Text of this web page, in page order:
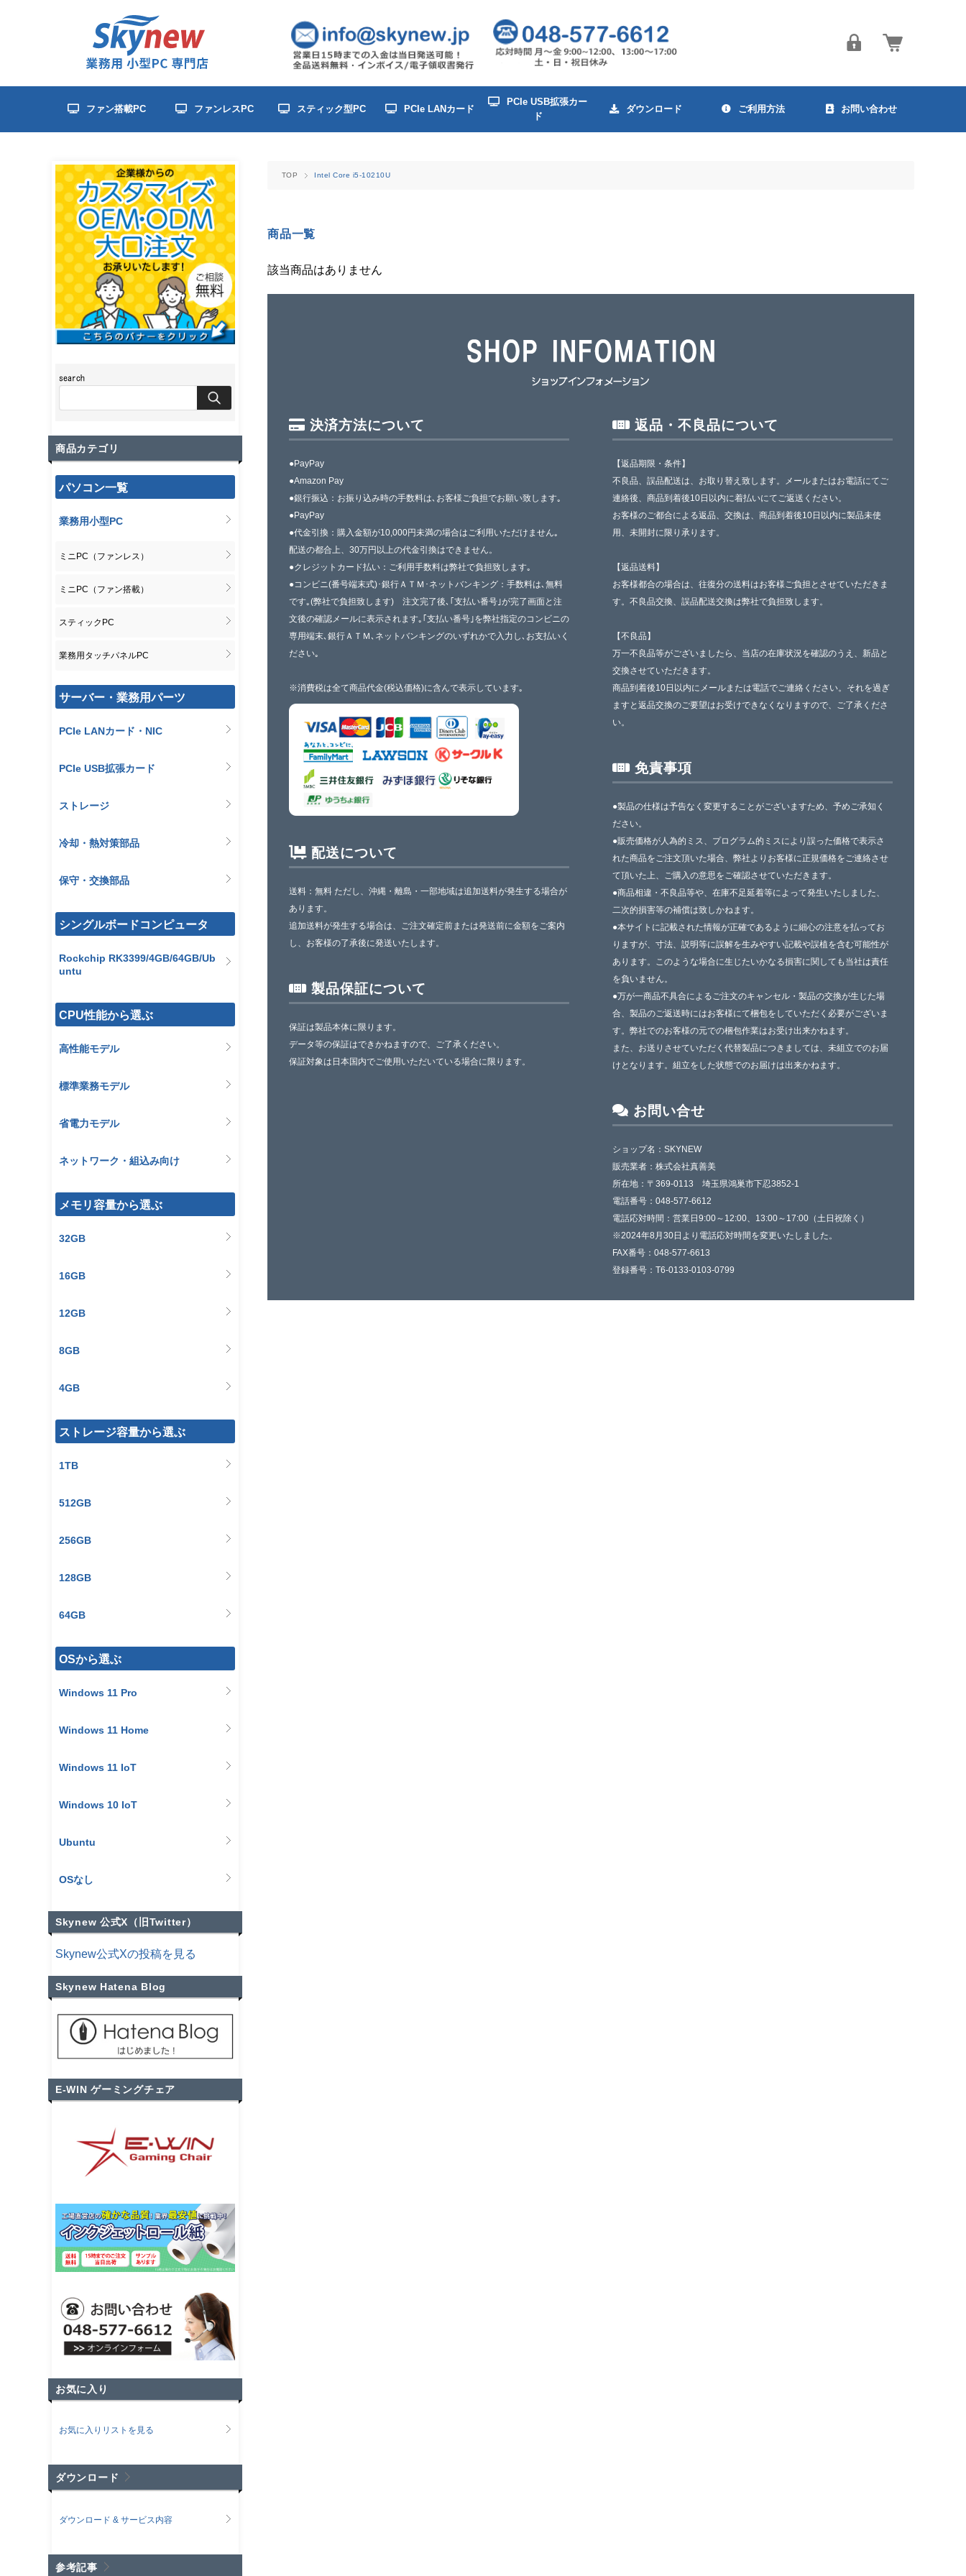
ファン搭載PC ファンレスPC スティック型PC PCIe LANカード
PCIe USB拡張カー
ド
ダウンロード ご利用方法 お問い合わせ
TOP Intel Core i5-10210U
商品一覧
該当商品はありません
決済方法について
●PayPay
●Amazon Pay
●銀行振込：お振り込み時の手数料は､お客様ご負担でお願い致します｡
●PayPay
●代金引換：購入金額が10,000円未満の場合はご利用いただけません｡
配送の都合上、30万円以上の代金引換はできません。
●クレジットカード払い：ご利用手数料は弊社で負担致します｡
●コンビニ(番号端末式)･銀行ＡＴＭ･ネットバンキング：手数料は､無料
です｡(弊社で負担致します) 注文完了後､｢支払い番号｣が完了画面と注
文後の確認メールに表示されます｡｢支払い番号｣を弊社指定のコンビニの
専用端末､銀行ＡＴＭ､ネットバンキングのいずれかで入力し､お支払いく
ださい｡
※消費税は全て商品代金(税込価格)に含んで表示しています｡
配送について
送料：無料 ただし、沖縄・離島・一部地域は追加送料が発生する場合が
あります。
追加送料が発生する場合は、ご注文確定前または発送前に金額をご案内
し、お客様の了承後に発送いたします。
製品保証について
保証は製品本体に限ります。
データ等の保証はできかねますので、ご了承ください。
保証対象は日本国内でご使用いただいている場合に限ります。
返品・不良品について
【返品期限・条件】
不良品、誤品配送は、お取り替え致します。メールまたはお電話にてご
連絡後、商品到着後10日以内に着払いにてご返送ください。
お客様のご都合による返品、交換は、商品到着後10日以内に製品未使
用、未開封に限り承ります。
【返品送料】
お客様都合の場合は、往復分の送料はお客様ご負担とさせていただきま
す。不良品交換、誤品配送交換は弊社で負担致します。
【不良品】
万一不良品等がございましたら、当店の在庫状況を確認のうえ、新品と
交換させていただきます。
商品到着後10日以内にメールまたは電話でご連絡ください。それを過ぎ
ますと返品交換のご要望はお受けできなくなりますので、ご了承くださ
い。
免責事項
●製品の仕様は予告なく変更することがございますため、予めご承知く
ださい。
●販売価格が人為的ミス、プログラム的ミスにより誤った価格で表示さ
れた商品をご注文頂いた場合、弊社よりお客様に正規価格をご連絡させ
て頂いた上、ご購入の意思をご確認させていただきます。
●商品相違・不良品等や、在庫不足延着等によって発生いたしました、
二次的損害等の補償は致しかねます。
●本サイトに記載された情報が正確であるように細心の注意を払ってお
りますが、寸法、説明等に誤解を生みやすい記載や誤植を含む可能性が
あります。このような場合に生じたいかなる損害に関しても当社は責任
を負いません。
●万が一商品不具合によるご注文のキャンセル・製品の交換が生じた場
合、製品のご返送時にはお客様にて梱包をしていただく必要がございま
す。弊社でのお客様の元での梱包作業はお受け出来かねます。
また、お送りさせていただく代替製品につきましては、未組立でのお届
けとなります。組立をした状態でのお届けは出来かねます。
お問い合せ
ショップ名：SKYNEW
販売業者：株式会社真善美
所在地：〒369-0113 埼玉県鴻巣市下忍3852-1
電話番号：048-577-6612
電話応対時間：営業日9:00～12:00、13:00～17:00（土日祝除く）
※2024年8月30日より電話応対時間を変更いたしました。
FAX番号：048-577-6613
登録番号：T6-0133-0103-0799
商品カテゴリ
パソコン一覧
業務用小型PC
ミニPC（ファンレス）
ミニPC（ファン搭載）
スティックPC
業務用タッチパネルPC
サーバー・業務用パーツ
PCIe LANカード・NIC
PCIe USB拡張カード
ストレージ
冷却・熱対策部品
保守・交換部品
シングルボードコンピュータ
Rockchip RK3399/4GB/64GB/Ub
untu
CPU性能から選ぶ
高性能モデル
標準業務モデル
省電力モデル
ネットワーク・組込み向け
メモリ容量から選ぶ
32GB
16GB
12GB
8GB
4GB
ストレージ容量から選ぶ
1TB
512GB
256GB
128GB
64GB
OSから選ぶ
Windows 11 Pro
Windows 11 Home
Windows 11 IoT
Windows 10 IoT
Ubuntu
OSなし
Skynew 公式X（旧Twitter）
Skynew公式Xの投稿を見る
Skynew Hatena Blog
E-WIN ゲーミングチェア
お気に入り
お気に入りリストを見る
ダウンロード
ダウンロード & サービス内容
参考記事